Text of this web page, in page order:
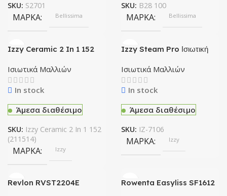
SKU: S2701
ΜΆΡΚΑ Bellissima
SKU: B28 100
ΜΆΡΚΑ Bellissima
Izzy Ceramic 2 In 1 152
Ισιωτικά Μαλλιών
In stock
Άμεσα διαθέσιμο
SKU: Izzy Ceramic 2 In 1 152
(211514)
ΜΆΡΚΑ Izzy
Izzy Steam Pro Ισιωτική
Ισιωτικά Μαλλιών
In stock
Άμεσα διαθέσιμο
SKU: IZ-7106
ΜΆΡΚΑ Izzy
Revlon RVST2204E
Rowenta Easyliss SF1612